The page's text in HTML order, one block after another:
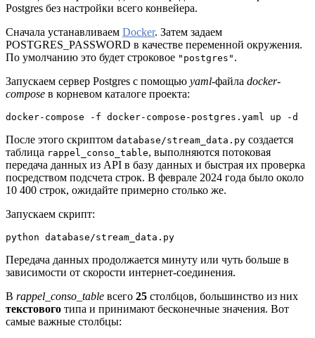
Postgres без настройки всего конвейера.
Сначала устанавливаем Docker. Затем задаем
POSTGRES_PASSWORD в качестве переменной окружения.
По умолчанию это будет строковое "postgres" .
Запускаем сервер Postgres с помощью yaml-файла docker-
compose в корневом каталоге проекта:
docker-compose -f docker-compose-postgres.yaml up -d
После этого скриптом database/stream_data.py создается
таблица rappel_conso_table, выполняются потоковая
передача данных из API в базу данных и быстрая их проверка
посредством подсчета строк. В феврале 2024 года было около
10 400 строк, ожидайте примерно столько же.
Запускаем скрипт:
python database/stream_data.py
Передача данных продолжается минуту или чуть больше в
зависимости от скорости интернет-соединения.
В rappel_conso_table всего 25 столбцов, большинство из них
текстового типа и принимают бесконечные значения. Вот
самые важные столбцы: